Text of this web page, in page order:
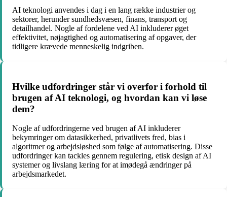
AI teknologi anvendes i dag i en lang række industrier og
sektorer, herunder sundhedsvæsen, finans, transport og
detailhandel. Nogle af fordelene ved AI inkluderer øget
effektivitet, nøjagtighed og automatisering af opgaver, der
tidligere krævede menneskelig indgriben.
Hvilke udfordringer står vi overfor i forhold til
brugen af AI teknologi, og hvordan kan vi løse
dem?
Nogle af udfordringerne ved brugen af AI inkluderer
bekymringer om datasikkerhed, privatlivets fred, bias i
algoritmer og arbejdsløshed som følge af automatisering. Disse
udfordringer kan tackles gennem regulering, etisk design af AI
systemer og livslang læring for at imødegå ændringer på
arbejdsmarkedet.